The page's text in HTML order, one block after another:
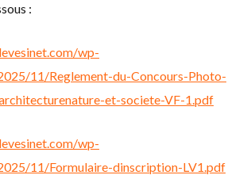
:
wp-
11/Reglement-du-Concours-Photo-
et-societe-VF-1.pdf
wp-
11/Formulaire-dinscription-LV1.pdf